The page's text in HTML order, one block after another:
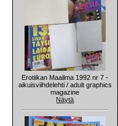
Erotiikan Maailma 1992 nr 7 -
aikuisviihdelehti / adult graphics
magazine
Näytä